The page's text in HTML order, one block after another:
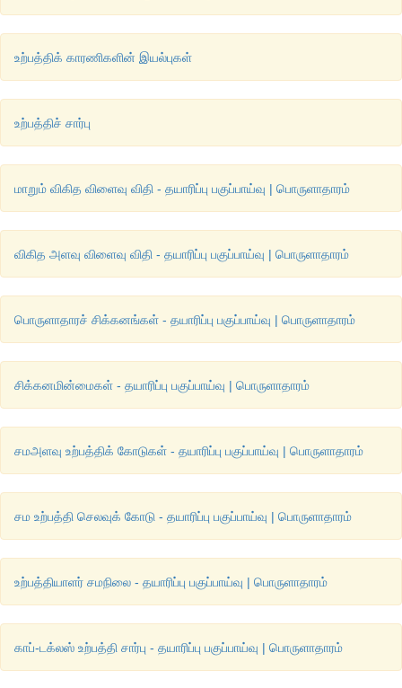
உற்பத்திக் காரணிகளின் இயல்புகள்
உற்பத்திச் சார்பு
மாறும் விகித விளைவு விதி - தயாரிப்பு பகுப்பாய்வு | பொருளாதாரம்
விகித அளவு விளைவு விதி - தயாரிப்பு பகுப்பாய்வு | பொருளாதாரம்
பொருளாதாரச் சிக்கனங்கள் - தயாரிப்பு பகுப்பாய்வு | பொருளாதாரம்
சிக்கனமின்மைகள் - தயாரிப்பு பகுப்பாய்வு | பொருளாதாரம்
சமஅளவு உற்பத்திக் கோடுகள் - தயாரிப்பு பகுப்பாய்வு | பொருளாதாரம்
சம உற்பத்தி செலவுக் கோடு - தயாரிப்பு பகுப்பாய்வு | பொருளாதாரம்
உற்பத்தியாளர் சமநிலை - தயாரிப்பு பகுப்பாய்வு | பொருளாதாரம்
காப்-டக்லஸ் உற்பத்தி சார்பு - தயாரிப்பு பகுப்பாய்வு | பொருளாதாரம்